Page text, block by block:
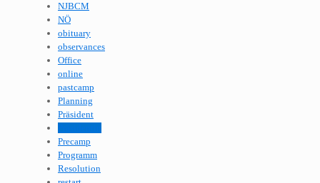
NJBCM
NÖ
obituary
observances
Office
online
pastcamp
Planning
Präsident
Precamp
Programm
Resolution